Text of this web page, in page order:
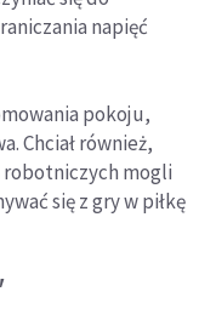
napięć
pokoju,
Chciał również,
robotniczych mogli
się z gry w piłkę